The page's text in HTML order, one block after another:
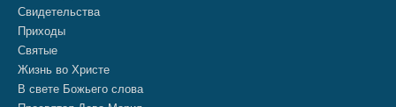
Свидетельства
Приходы
Святые
Жизнь во Христе
В свете Божьего слова